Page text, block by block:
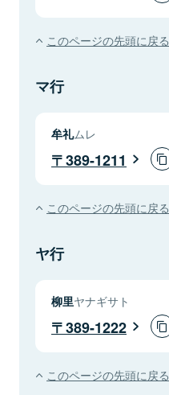
このページの先頭に戻る
マ行
牟礼ムレ
389-1211
このページの先頭に戻る
ヤ行
柳里ヤナギサト
389-1222
このページの先頭に戻る